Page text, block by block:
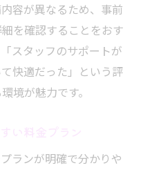
容が異なるため、事前
を確認することをおす
スタッフのサポートが
快適だった」という評
境が魅力です。
ランが明確で分かりや